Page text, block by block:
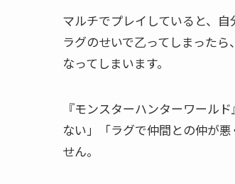
マルチでプレイしていると、
ラグのせいで乙ってしまった
なってしまいます。
『モンスターハンターワール
ない」「ラグで仲間との仲が
せん。